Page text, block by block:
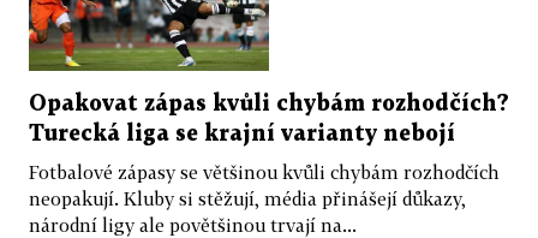
Opakovat zápas kvůli chybám rozhodčích?
Turecká liga se krajní varianty nebojí
Fotbalové zápasy se většinou kvůli chybám rozhodčích
neopakují. Kluby si stěžují, média přinášejí důkazy,
národní ligy ale povětšinou trvají na...